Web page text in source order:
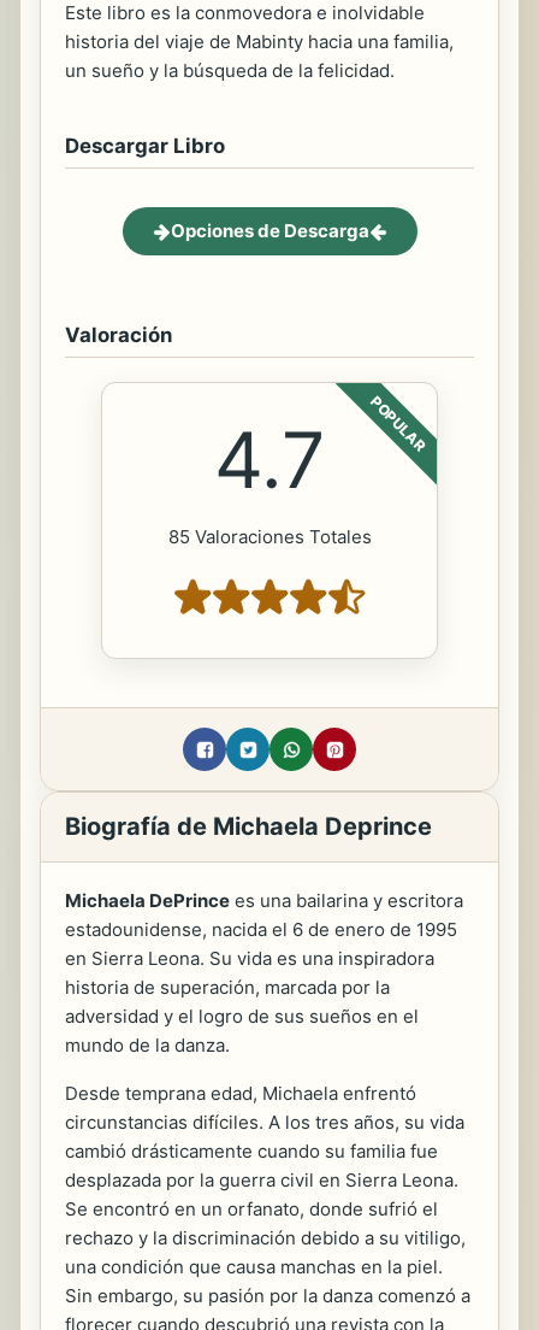
Este libro es la conmovedora e inolvidable
historia del viaje de Mabinty hacia una familia,
un sueño y la búsqueda de la felicidad.
Descargar Libro
Opciones de Descarga
Valoración
POPULAR
4.7
85 Valoraciones Totales
Biografía de Michaela Deprince
Michaela DePrince es una bailarina y escritora
estadounidense, nacida el 6 de enero de 1995
en Sierra Leona. Su vida es una inspiradora
historia de superación, marcada por la
adversidad y el logro de sus sueños en el
mundo de la danza.
Desde temprana edad, Michaela enfrentó
circunstancias difíciles. A los tres años, su vida
cambió drásticamente cuando su familia fue
desplazada por la guerra civil en Sierra Leona.
Se encontró en un orfanato, donde sufrió el
rechazo y la discriminación debido a su vitiligo,
una condición que causa manchas en la piel.
Sin embargo, su pasión por la danza comenzó a
florecer cuando descubrió una revista con la